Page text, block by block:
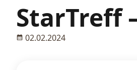
StarTreff
02.02.2024